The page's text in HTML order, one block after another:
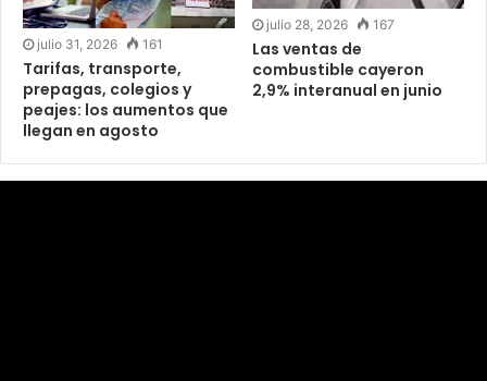
julio 31, 2026 161
Tarifas, transporte,
prepagas, colegios y
peajes: los aumentos que
llegan en agosto
julio 28, 2026 167
Las ventas de
combustible cayeron
2,9% interanual en junio